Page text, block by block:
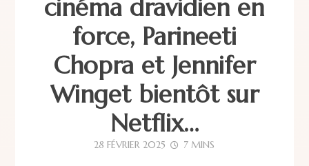
cinéma dravidien en
force, Parineeti
Chopra et Jennifer
Winget bientôt sur
Netflix…
28 FÉVRIER 2025 7 MINS